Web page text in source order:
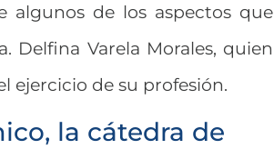
algunos de los aspectos que
Delfina Varela Morales, quien
ejercicio de su profesión.
la cátedra de